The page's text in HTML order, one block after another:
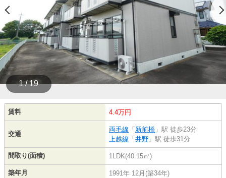
1 / 19
賃料 4.4万円
交通
両毛線 「 新前橋 」駅 徒歩23分
上越線 「 井野 」駅 徒歩31分
間取り(面積) 1LDK(40.15㎡)
築年月 1991年 12月(築34年)